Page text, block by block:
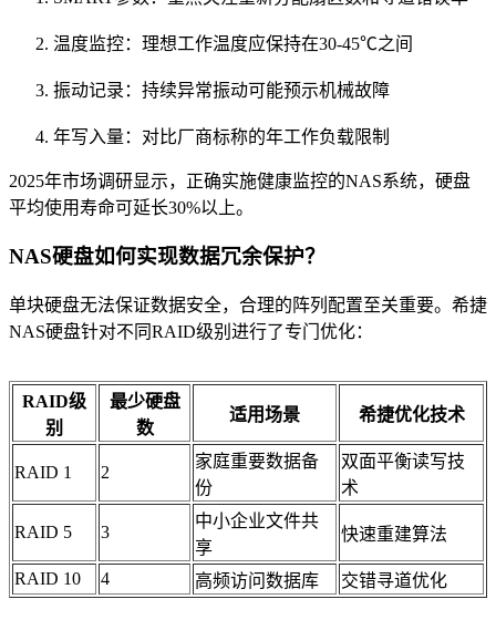
温度监控：理想工作温度应保持在30-45℃之间
振动记录：持续异常振动可能预示机械故障
年写入量：对比厂商标称的年工作负载限制
2025年市场调研显示，正确实施健康监控的NAS系统，硬盘
平均使用寿命可延长30%以上。
NAS硬盘如何实现数据冗余保护？
单块硬盘无法保证数据安全，合理的阵列配置至关重要。希捷
NAS硬盘针对不同RAID级别进行了专门优化：
RAID级
别
最少硬盘
数
适用场景 希捷优化技术
RAID 1 2
家庭重要数据备
份
双面平衡读写技
术
RAID 5 3
中小企业文件共
享
快速重建算法
RAID 10 4 高频访问数据库 交错寻道优化